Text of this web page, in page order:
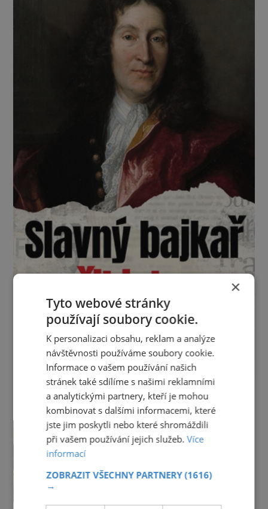
×
Tyto webové stránky
používají soubory cookie.
K personalizaci obsahu, reklam a analýze
návštěvnosti používáme soubory cookie.
Informace o vašem používání našich
stránek také sdílíme s našimi reklamními
a analytickými partnery, kteří je mohou
kombinovat s dalšími informacemi, které
jste jim poskytli nebo které shromáždili
při vašem používání jejich služeb.Více
informací
ZOBRAZIT VŠECHNY PARTNERY(1616)
→